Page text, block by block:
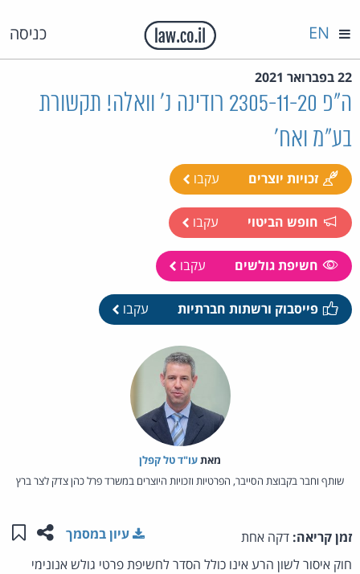
כניסה EN
22 בפברואר 2021
ה"פ 2305-11-20 רודינה נ' וואלה! תקשורת
בע"מ ואח'
זכויות יוצרים עקבו
חופש הביטוי עקבו
חשיפת גולשים עקבו
פייסבוק ורשתות חברתיות עקבו
מאת‏עו"ד טל קפלן
שותף וחבר בקבוצת הסייבר, הפרטיות וזכויות היוצרים במשרד פרל כהן צדק לצר ברץ
זמן קריאה: דקה אחת שתפו
עיון במסמך
חוק איסור לשון הרע אינו כולל הסדר לחשיפת פרטי גולש אנונימי